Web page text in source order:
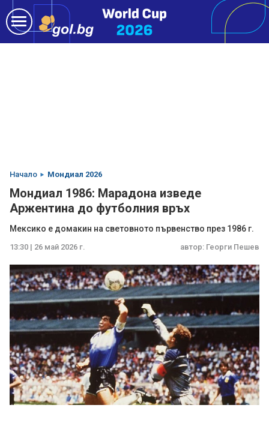
Начало Мондиал 2026
Мондиал 1986: Марадона изведе
Аржентина до футболния връх
Мексико е домакин на световното първенство през 1986 г.
13:30 | 26 май 2026 г. автор: Георги Пешев